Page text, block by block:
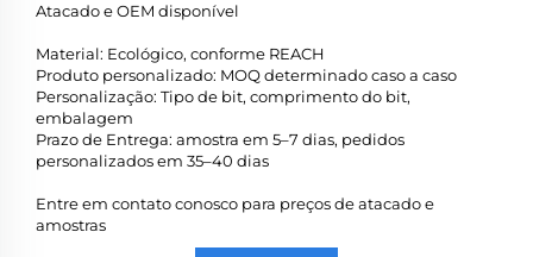
Atacado e OEM disponível
Material: Ecológico, conforme REACH
Produto personalizado: MOQ determinado caso a caso
Personalização: Tipo de bit, comprimento do bit,
embalagem
Prazo de Entrega: amostra em 5–7 dias, pedidos
personalizados em 35–40 dias
Entre em contato conosco para preços de atacado e
amostras